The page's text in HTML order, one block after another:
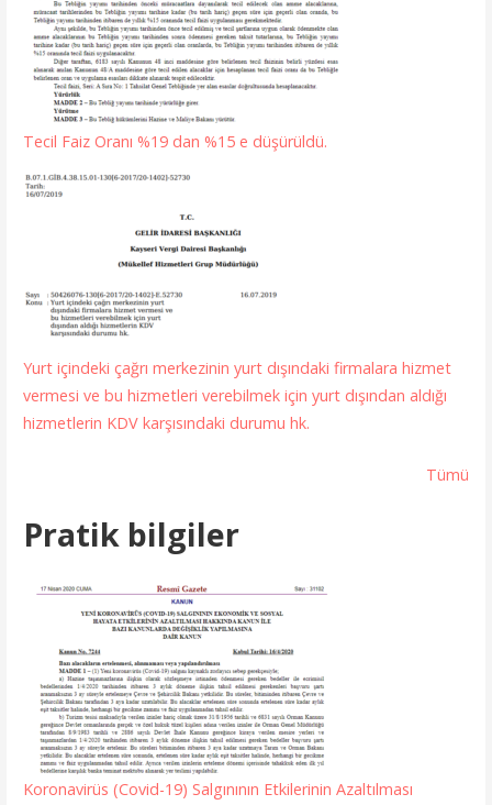
Tecil Faiz Oranı %19 dan %15 e düşürüldü.
Yurt içindeki çağrı merkezinin yurt dışındaki firmalara hizmet
vermesi ve bu hizmetleri verebilmek için yurt dışından aldığı
hizmetlerin KDV karşısındaki durumu hk.
Tümü
Pratik bilgiler
Koronavirüs (Covid-19) Salgınının Etkilerinin Azaltılması